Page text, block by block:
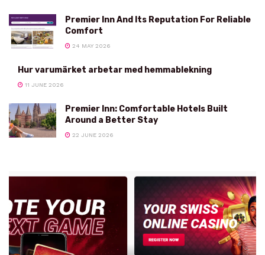
Premier Inn And Its Reputation For Reliable
Comfort
24 MAY 2026
Hur varumärket arbetar med hemmablekning
11 JUNE 2026
Premier Inn: Comfortable Hotels Built
Around a Better Stay
22 JUNE 2026